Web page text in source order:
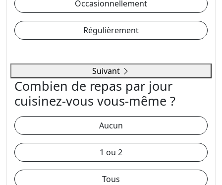
Occasionnellement
Régulièrement
Suivant
Combien de repas par jour
cuisinez-vous vous-même ?
Aucun
1 ou 2
Tous